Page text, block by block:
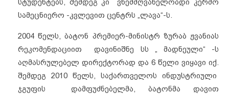
სტუდენტებს, შემდეგ კი ვხემძღვანელობდი კერძო
სამეცნიერო -კვლევით ცენტრს „ლავა“-ს.
2004 წელს, ბატონ პრემიერ-მინისტრ ზურაბ ჟვანიას
რეკომენდაციით დავინიშნე სს „ მადნეული“ -ს
აღმასრულებელ დირექტორად და 6 წელი ვიყავი იქ.
შემდეგ 2010 წელს, საქართველოს ინდუსტრიული
ჯგუფის დამფუძნებელმა, ბატონმა დავით